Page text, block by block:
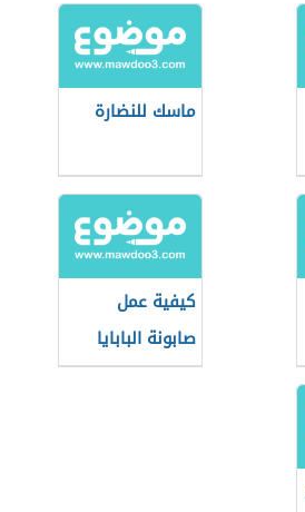
ماسك للنضارة
كيفية عمل
صابونة البابايا